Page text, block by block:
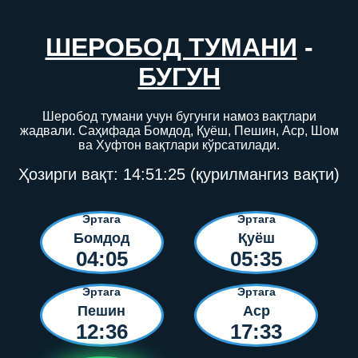
ШЕРОБОД ТУМАНИ -
БУГУН
Шеробод тумани учун бугунги намоз вақтлари
жадвали. Саҳифада Бомдод, Қуёш, Пешин, Аср, Шом
ва Хуфтон вақтлари кўрсатилади.
Ҳозирги вақт: 14:51:25 (қурилмангиз вақти)
Эртага
Бомдод
04:05
Эртага
Қуёш
05:35
Эртага
Пешин
12:36
Эртага
Аср
17:33